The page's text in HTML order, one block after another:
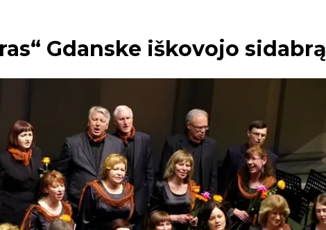
Gdanske iškovojo sidabrą